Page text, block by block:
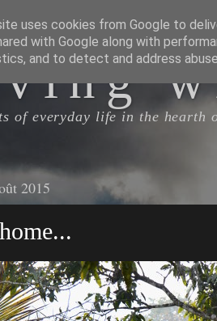
of everyday life in the hearth
2015
uses cookies from Google to
with Google along with
and to detect and address